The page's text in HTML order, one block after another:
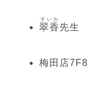
翠香
すいか
先生
梅田 店7 F8